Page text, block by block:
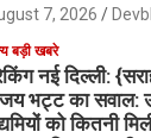
7, 2026
बड़ी खबरे
नई दिल्ली:
भट्ट का सवाल:
को कितनी